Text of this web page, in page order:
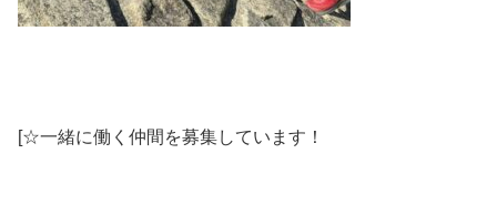
[☆一緒に働く仲間を募集しています！